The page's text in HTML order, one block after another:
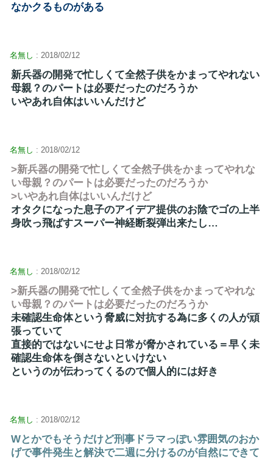
なかクるものがある
名無し : 2018/02/12
新兵器の開発で忙しくて全然子供をかまってやれない
母親？のパートは必要だったのだろうか
いやあれ自体はいいんだけど
名無し : 2018/02/12
>新兵器の開発で忙しくて全然子供をかまってやれな
い母親？のパートは必要だったのだろうか
>いやあれ自体はいいんだけど
オタクになった息子のアイデア提供のお陰でゴの上半
身吹っ飛ばすスーパー神経断裂弾出来たし…
名無し : 2018/02/12
>新兵器の開発で忙しくて全然子供をかまってやれな
い母親？のパートは必要だったのだろうか
未確認生命体という脅威に対抗する為に多くの人が頑
張っていて
直接的ではないにせよ日常が脅かされている＝早く未
確認生命体を倒さないといけない
というのが伝わってくるので個人的には好き
名無し : 2018/02/12
Wとかでもそうだけど刑事ドラマっぽい雰囲気のおか
げで事件発生と解決で二週に分けるのが自然にできて